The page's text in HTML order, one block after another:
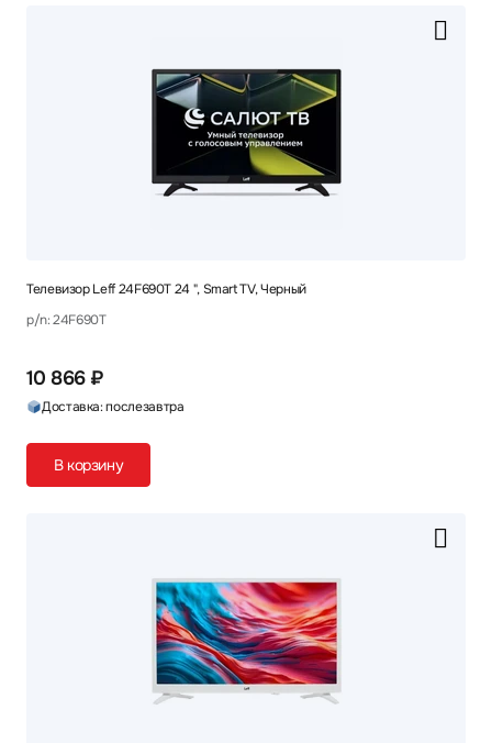
Телевизор Leff 24F690T 24 ", Smart TV, Черный
p/n: 24F690T
10 866 ₽
Доставка: послезавтра
В корзину